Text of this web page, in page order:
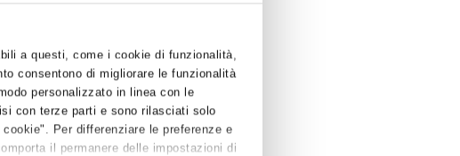
a questi, come i cookie di funzionalità,
consentono di migliorare le funzionalità
personalizzato in linea con le
con terze parti e sono rilasciati solo
Per differenziare le preferenze e
il permanere delle impostazioni di